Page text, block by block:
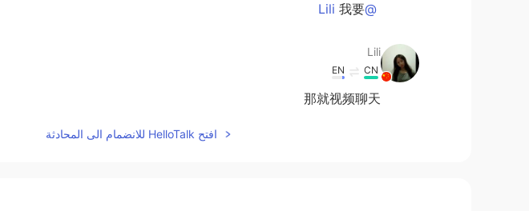
@Lili
我要
Lili
CN
EN
那就视频聊天
افتح HelloTalk للانضمام الى المحادثة